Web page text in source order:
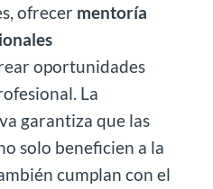
ofrecer mentoría
oportunidades
La
garantiza que las
solo beneficien a la
cumplan con el